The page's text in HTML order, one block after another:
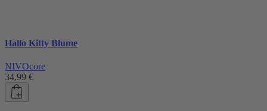
Hallo Kitty Blume
NIVOcore
34,99 €